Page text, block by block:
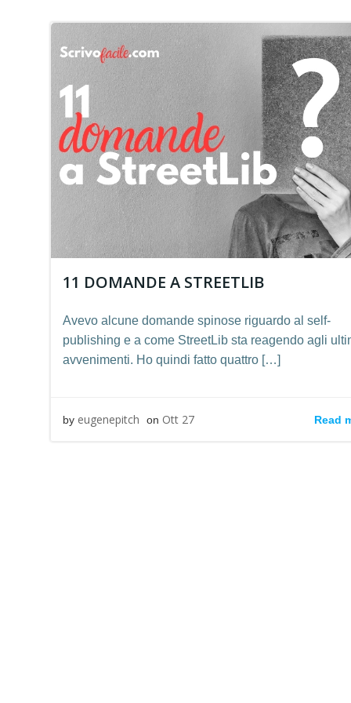
11 DOMANDE A STREETLIB
Avevo alcune domande spinose riguardo al self-
publishing e a come StreetLib sta reagendo agli
avvenimenti. Ho quindi fatto quattro […]
by eugenepitch on Ott 27 Read